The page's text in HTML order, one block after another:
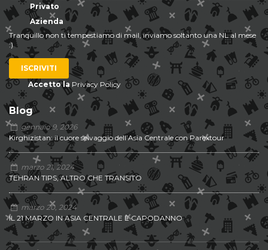
Privato
Azienda
Tranquillo non ti tempestiamo di mail, inviamo soltanto una NL al mese
:)
ISCRIVITI
Accetto la Privacy Policy
Blog
gennaio 9, 2026
Kirghizistan: il cuore selvaggio dell’Asia Centrale con Parextour
marzo 21, 2024
TEHRAN TIPS, ALTRO CHE TRANSITO
marzo 20, 2024
IL 21 MARZO IN ASIA CENTRALE È CAPODANNO